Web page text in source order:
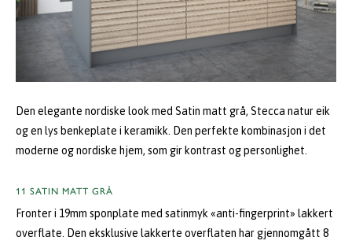
Den elegante nordiske look med Satin matt grå, Stecca natur eik
og en lys benkeplate i keramikk. Den perfekte kombinasjon i det
moderne og nordiske hjem, som gir kontrast og personlighet.
11 SATIN MATT GRÅ
Fronter i 19mm sponplate med satinmyk «anti-fingerprint» lakkert
overflate. Den eksklusive lakkerte overflaten har gjennomgått 8